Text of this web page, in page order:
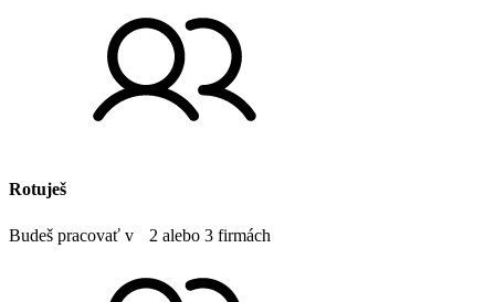
Rotuješ
Budeš pracovať v 2 alebo 3 firmách